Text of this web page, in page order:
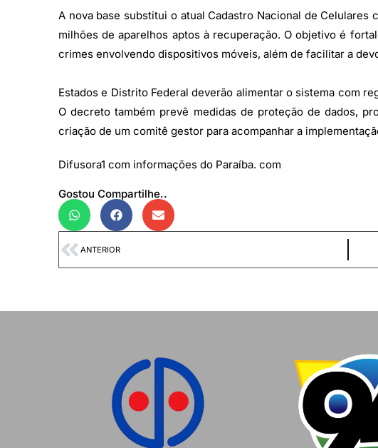
A nova base substitui o atual Cadastro Nacional de
milhões de aparelhos aptos à recuperação. O objetivo é
crimes envolvendo dispositivos móveis, além de facilitar a
Estados e Distrito Federal deverão alimentar o sistema com
O decreto também prevê medidas de proteção de dados,
criação de um comitê gestor para acompanhar a
Difusora1 com informações do Paraíba. com
Gostou Compartilhe..
ANTERIOR